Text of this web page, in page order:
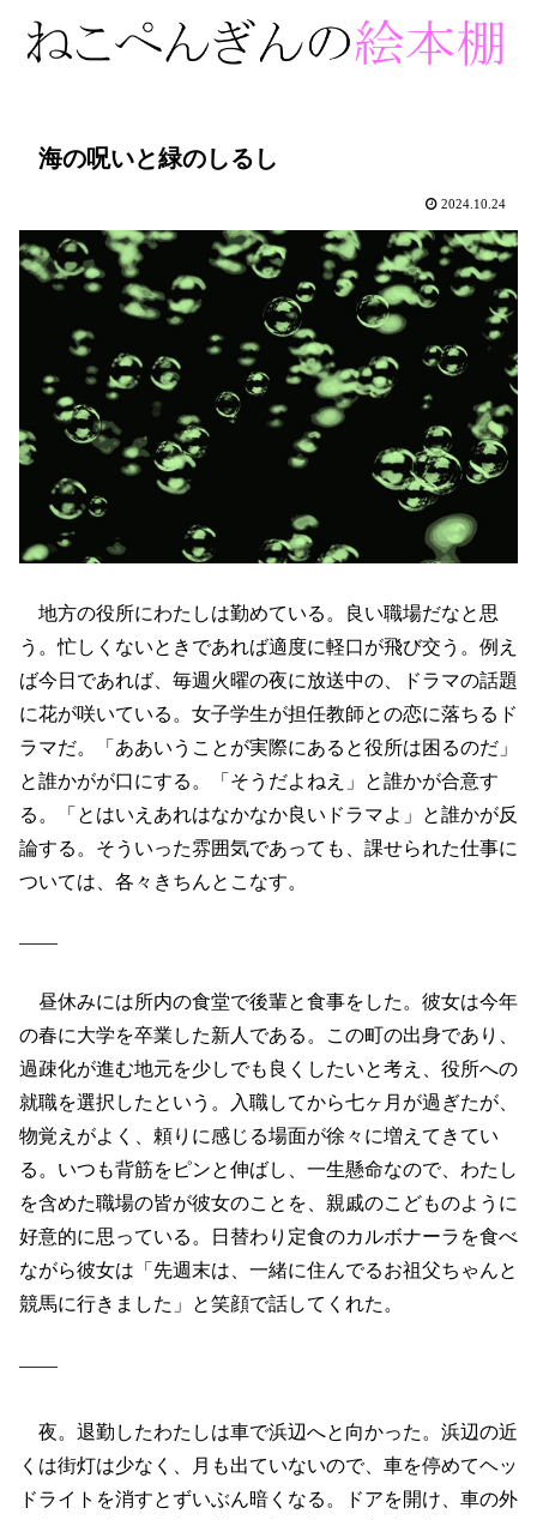
海の呪いと緑のしるし
2024.10.24
地方の役所にわたしは勤めている。良い職場だなと思
う。忙しくないときであれば適度に軽口が飛び交う。例え
ば今日であれば、毎週火曜の夜に放送中の、ドラマの話題
に花が咲いている。女子学生が担任教師との恋に落ちるド
ラマだ。「ああいうことが実際にあると役所は困るのだ」
と誰かがが口にする。「そうだよねえ」と誰かが合意す
る。「とはいえあれはなかなか良いドラマよ」と誰かが反
論する。そういった雰囲気であっても、課せられた仕事に
ついては、各々きちんとこなす。
――
昼休みには所内の食堂で後輩と食事をした。彼女は今年
の春に大学を卒業した新人である。この町の出身であり、
過疎化が進む地元を少しでも良くしたいと考え、役所への
就職を選択したという。入職してから七ヶ月が過ぎたが、
物覚えがよく、頼りに感じる場面が徐々に増えてきてい
る。いつも背筋をピンと伸ばし、一生懸命なので、わたし
を含めた職場の皆が彼女のことを、親戚のこどものように
好意的に思っている。日替わり定食のカルボナーラを食べ
ながら彼女は「先週末は、一緒に住んでるお祖父ちゃんと
競馬に行きました」と笑顔で話してくれた。
――
夜。退勤したわたしは車で浜辺へと向かった。浜辺の近
くは街灯は少なく、月も出ていないので、車を停めてヘッ
ドライトを消すとずいぶん暗くなる。ドアを開け、車の外